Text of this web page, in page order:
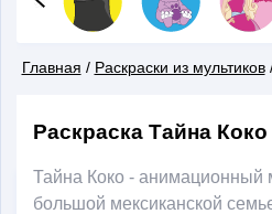
Здесь
Главная / Раскраски из мультиков
Раскраска Тайна Коко
Тайна Коко - анимационный
большой мексиканской